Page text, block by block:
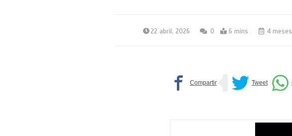
22 abril, 2026 0 6 mins 4 meses